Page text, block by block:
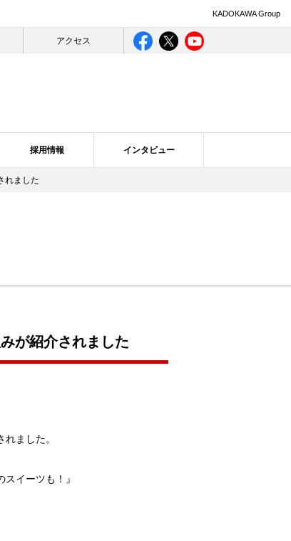
KADOKAWA Group
アクセス
採用情報 インタビュー
れました
が紹介されました
ました。
イーツも！』